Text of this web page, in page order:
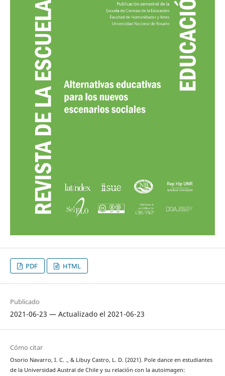
PDF HTML
Publicado
2021-06-23 — Actualizado el 2021-06-23
Cómo citar
Osorio Navarro, I. C. ., & Libuy Castro, L. D. (2021). Pole dance en estudiantes
de la Universidad Austral de Chile y su relación con la autoimagen: